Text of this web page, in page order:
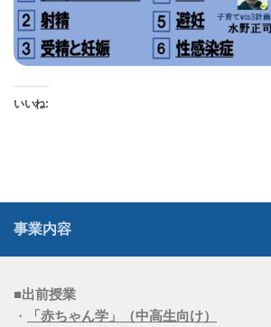
いいね:
事業内容
■出前授業
・
「赤ちゃん学」（中高生向け）